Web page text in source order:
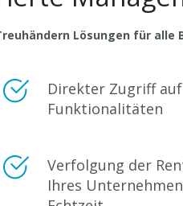
Lösungen für
Direkter Zugriff
Funktionalitäten
Verfolgung der
Ihres